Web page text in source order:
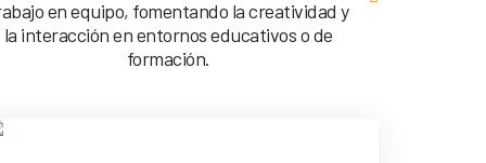
en equipo, fomentando la creatividad y
la interacción en entornos educativos o de
formación.